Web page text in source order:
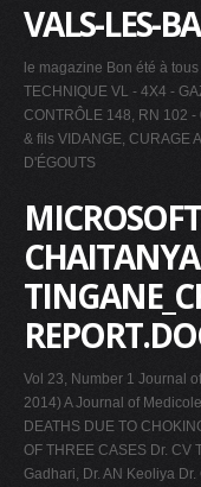
VALS-LES-
le magazine Bon été à
TECHNIQUE VL - 4X4 -
CONTRÔLE 148, RN 102
& fils VIDANGE, CURAGE
D'ÉGOUTS
CHAITANYA
Vol 23, Number 1 Journal
2014) A Journal of
DEATHS DUE TO
OF THREE CASES Dr. CV
Gadhari, Dr. AN Keoliya